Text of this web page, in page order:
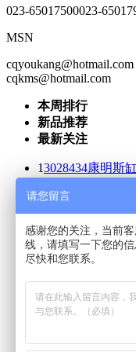
023-65017500023-
MSN
cqyoukang@hotmail.com
cqkms@hotmail.com
本周排行
新品推荐
最新关注
13028434康明斯
203170康明斯
33046325康明斯
43092717康明斯
5213740康明斯
6 3052407康明斯
73092718康明斯
83052835康明斯
92881719康明斯
103064627康明
3102423康明
123088311康明
请您留言
感谢您的关注，当前
线，请填写一下您的
尽快和您联系。